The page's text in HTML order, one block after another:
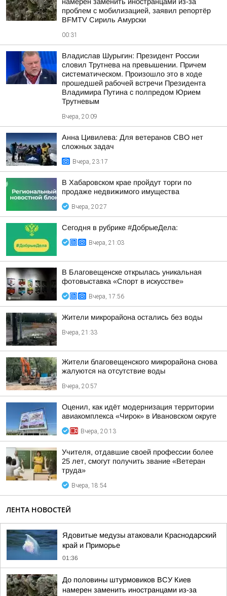
проблем с мобилизацией, заявил репортёр
BFMTV Сириль Амурски
00:31
Владислав Шурыгин: Президент России
словил Трутнева на превышении. Причем
систематическом. Произошло это в ходе
прошедшей рабочей встречи Президента
Владимира Путина с полпредом Юрием
Трутневым
Вчера, 20:09
Анна Цивилева: Для ветеранов СВО нет
сложных задач
Вчера, 23:17
В Хабаровском крае пройдут торги по
продаже недвижимого имущества
Вчера, 20:27
Сегодня в рубрике #ДобрыеДела:
Вчера, 21:03
В Благовещенске открылась уникальная
фотовыставка «Спорт в искусстве»
Вчера, 17:56
Жители микрорайона остались без воды
Вчера, 21:33
Жители благовещенского микрорайона снова
жалуются на отсутствие воды
Вчера, 20:57
Оценил, как идёт модернизация территории
авиакомплекса «Чирок» в Ивановском округе
Вчера, 20:13
Учителя, отдавшие своей профессии более
25 лет, смогут получить звание «Ветеран
труда»
Вчера, 18:54
ЛЕНТА НОВОСТЕЙ
Ядовитые медузы атаковали Краснодарский
край и Приморье
01:36
До половины штурмовиков ВСУ Киев
намерен заменить иностранцами из-за